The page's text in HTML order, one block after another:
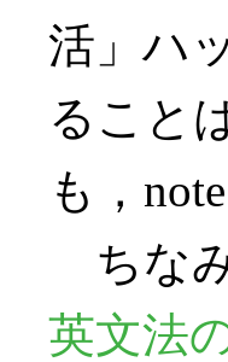
活」ハ
ること
も，
ちな
英文法